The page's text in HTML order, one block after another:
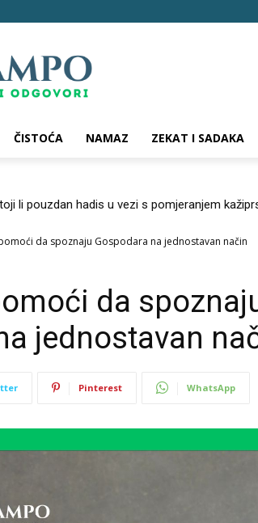
ČISTOĆA NAMAZ ZEKAT I SADAKA
li pouzdan hadis u vezi s pomjeranjem
da spoznaju Gospodara na jednostavan način
da
jednostavan
Pinterest WhatsApp